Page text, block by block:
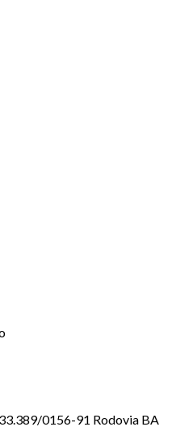
0156-91 Rodovia BA